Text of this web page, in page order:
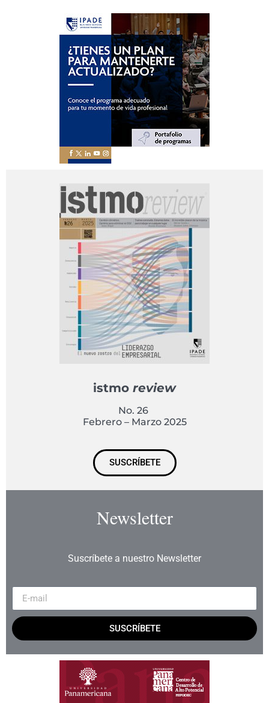
istmo review
No. 26
Febrero – Marzo 2025
SUSCRÍBETE
Newsletter
Suscríbete a nuestro Newsletter
SUSCRÍBETE